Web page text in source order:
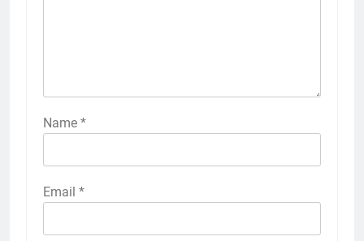
Name *
Email *